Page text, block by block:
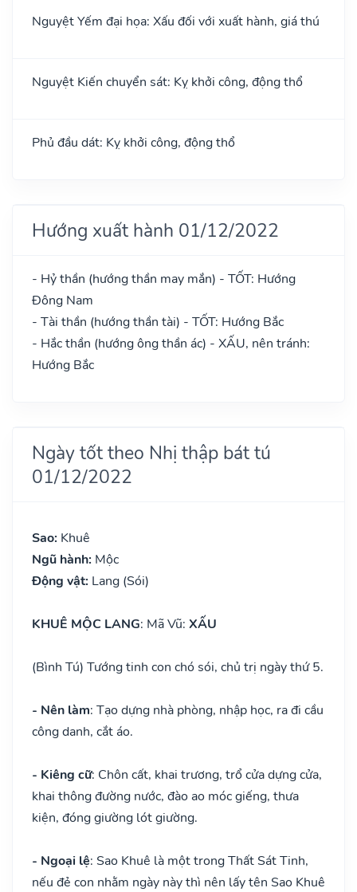
Nguyệt Yếm đại họa: Xấu đối với xuất hành, giá thú
Nguyệt Kiến chuyển sát: Kỵ khởi công, động thổ
Phủ đầu dát: Kỵ khởi công, động thổ
Hướng xuất hành 01/12/2022
- Hỷ thần (hướng thần may mắn) - TỐT: Hướng
Đông Nam
- Tài thần (hướng thần tài) - TỐT: Hướng Bắc
- Hắc thần (hướng ông thần ác) - XẤU, nên tránh:
Hướng Bắc
Ngày tốt theo Nhị thập bát tú
01/12/2022
Sao: Khuê
Ngũ hành: Mộc
Động vật: Lang (Sói)
KHUÊ MỘC LANG: Mã Vũ: XẤU
(Bình Tú) Tướng tinh con chó sói, chủ trị ngày thứ 5.
- Nên làm: Tạo dựng nhà phòng, nhập học, ra đi cầu
công danh, cắt áo.
- Kiêng cữ: Chôn cất, khai trương, trổ cửa dựng cửa,
khai thông đường nước, đào ao móc giếng, thưa
kiện, đóng giường lót giường.
- Ngoại lệ: Sao Khuê là một trong Thất Sát Tinh,
nếu đẻ con nhằm ngày này thì nên lấy tên Sao Khuê